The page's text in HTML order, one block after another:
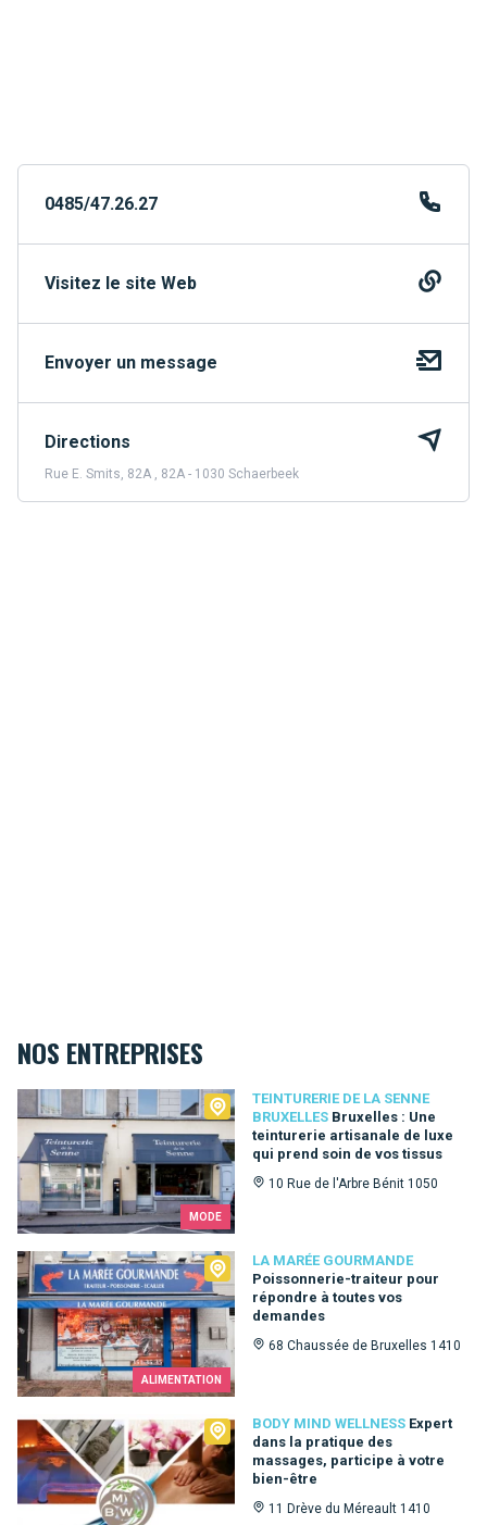
0485/47.26.27
Visitez le site Web
Envoyer un message
Directions
Rue E. Smits, 82A , 82A - 1030 Schaerbeek
NOS ENTREPRISES
MODE
TEINTURERIE DE LA SENNE
BRUXELLES Bruxelles : Une
teinturerie artisanale de luxe
qui prend soin de vos tissus
10 Rue de l'Arbre Bénit 1050
Teinturerie de la Senne Bruxelles
ALIMENTATION
LA MARÉE GOURMANDE
Poissonnerie-traiteur pour
répondre à toutes vos
demandes
68 Chaussée de Bruxelles 1410
La Marée Gourmande
BODY MIND WELLNESS Expert
dans la pratique des
massages, participe à votre
bien-être
11 Drève du Méreault 1410
Body Mind Wellness